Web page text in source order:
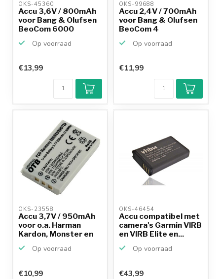
OKS-45360
Accu 3,6V / 800mAh
voor Bang & Olufsen
BeoCom 6000
Op voorraad
€13,99
OKS-99688
Accu 2,4V / 700mAh
voor Bang & Olufsen
BeoCom 4
Op voorraad
€11,99
OKS-23558
Accu 3,7V / 950mAh
voor o.a. Harman
Kardon, Monster en
Op voorraad
€10,99
OKS-46454
Accu compatibel met
camera's Garmin VIRB
en VIRB Elite en...
Op voorraad
€43,99